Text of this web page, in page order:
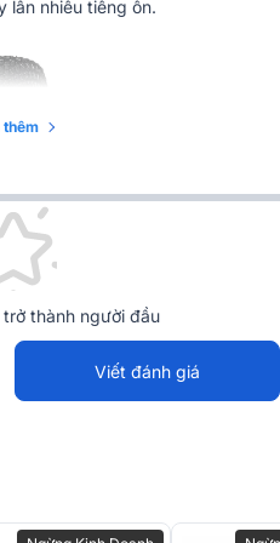
lẫn nhiễu tiếng ồn.
Mic Tốt, Hát Nhẹ
thêm
thành người đầu
Viết đánh giá